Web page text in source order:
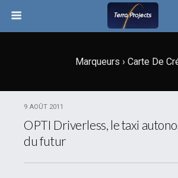
Marqueurs › Carte De
9 AOÛT 2011
OPTI Driverless, le taxi
du futur